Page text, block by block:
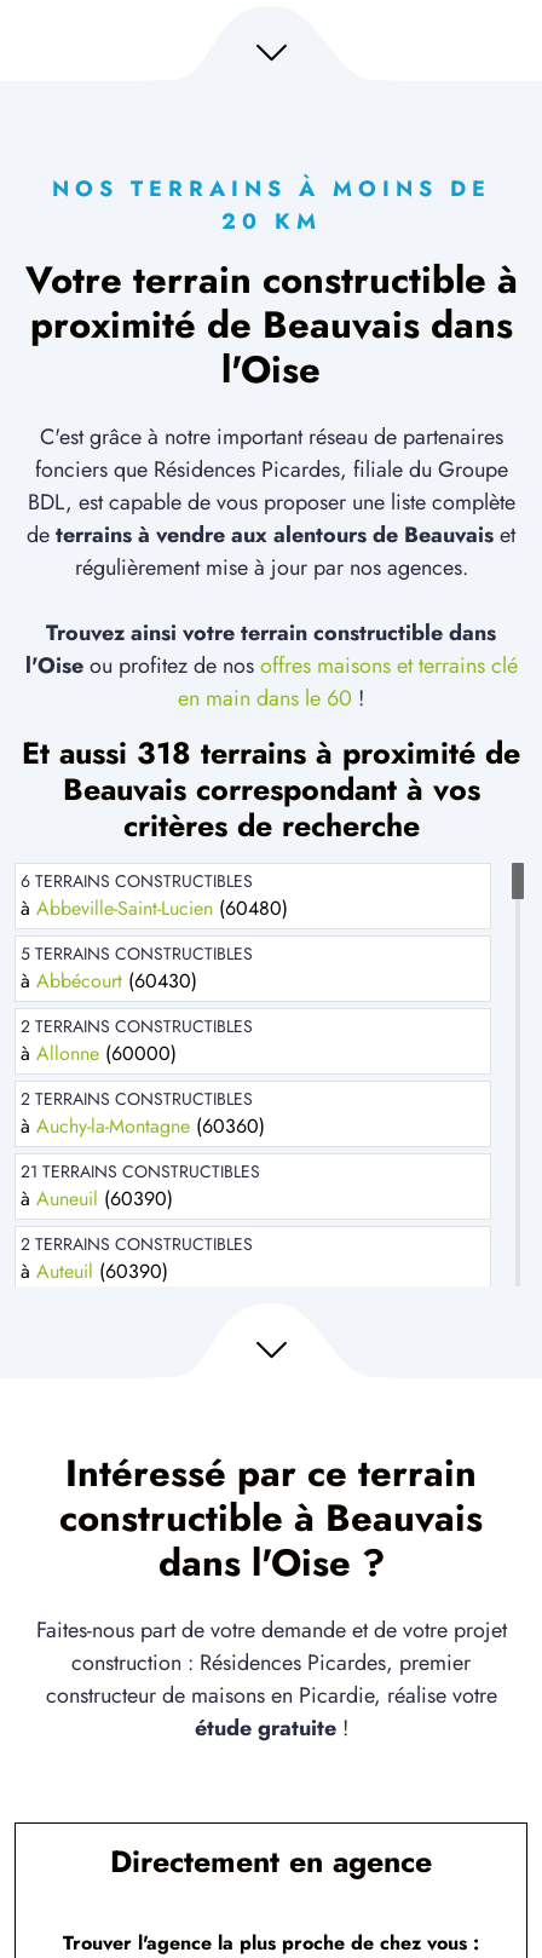
NOS TERRAINS À MOINS DE
20 KM
Votre terrain constructible à
proximité de Beauvais dans
l'Oise
C'est grâce à notre important réseau de partenaires
fonciers que Résidences Picardes, filiale du Groupe
BDL, est capable de vous proposer une liste complète
deterrains à vendre aux alentours de Beauvaiset
régulièrement mise à jour par nos agences.
Trouvez ainsi votre terrain constructible dans
l'Oiseou profitez de nosoffres maisons et terrains clé
en main dans le 60 !
Et aussi 318 terrains à proximité de
Beauvais correspondant à vos
critères de recherche
6 TERRAINS CONSTRUCTIBLES
à Abbeville-Saint-Lucien (60480)
5 TERRAINS CONSTRUCTIBLES
à Abbécourt (60430)
2 TERRAINS CONSTRUCTIBLES
à Allonne (60000)
2 TERRAINS CONSTRUCTIBLES
à Auchy-la-Montagne (60360)
21 TERRAINS CONSTRUCTIBLES
à Auneuil (60390)
2 TERRAINS CONSTRUCTIBLES
à Auteuil (60390)
1 TERRAIN CONSTRUCTIBLE
Beaumont-les-Nonains(60390)
8 TERRAINS CONSTRUCTIBLES
Berneuil-en-Bray(60390)
Berthecourt(60370)
5 TERRAINS CONSTRUCTIBLES
Blacourt(60650)
1 TERRAIN CONSTRUCTIBLE
Boissy-le-Bois(60240)
Intéressé par ce terrain
constructible à Beauvais
dans l'Oise ?
Faites-nous part de votre demande et de votre projet
construction : Résidences Picardes, premier
constructeur de maisons en Picardie, réalise votre
étude gratuite!
Directement en agence
Trouver l'agence la plus proche de chez vous :